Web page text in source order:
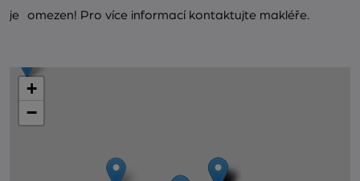
je omezen! Pro více informací kontaktujte makléře.
+
−